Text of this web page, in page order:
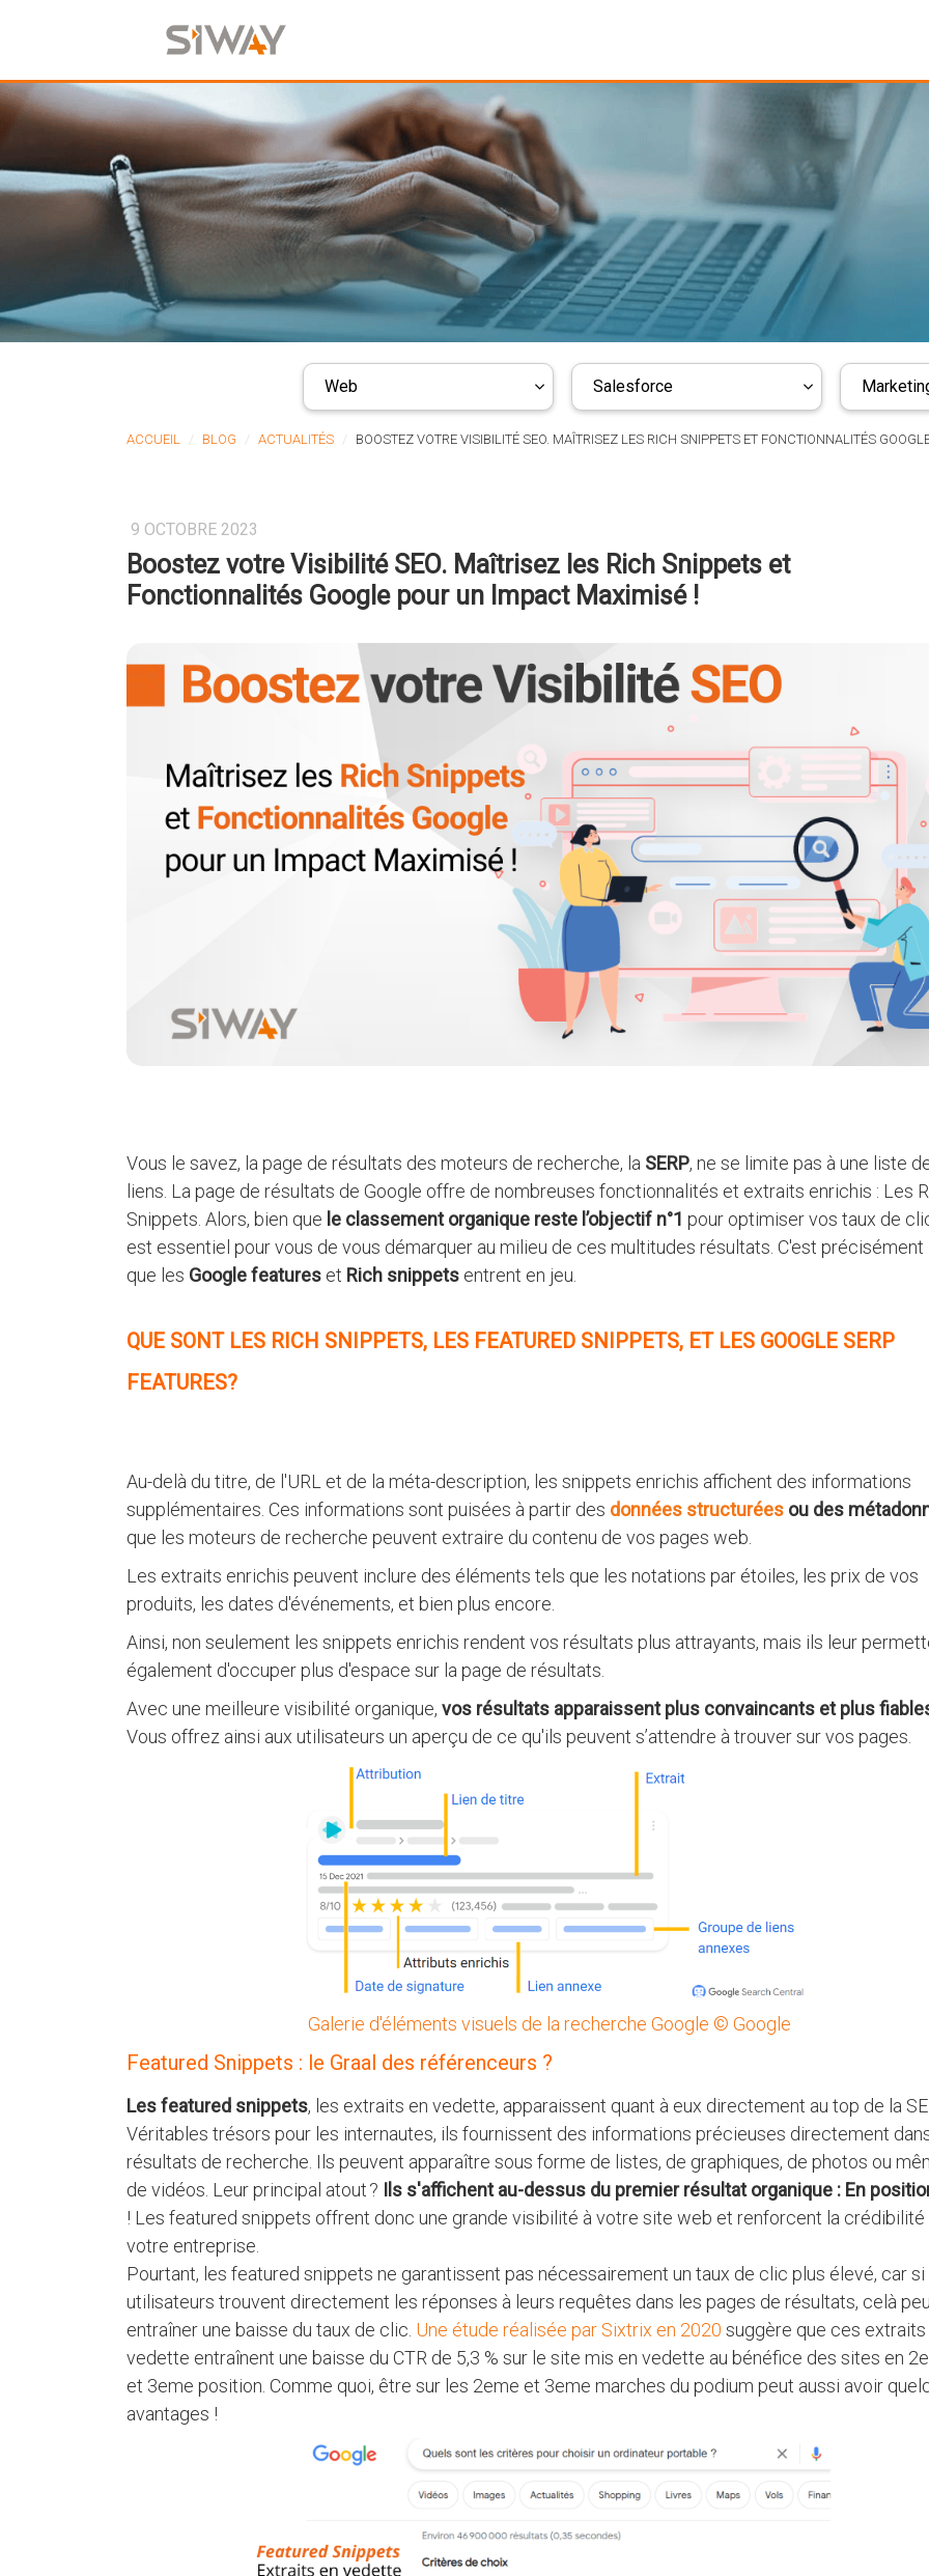
Web Salesforce
ACCUEIL BLOG ACTUALITÉS BOOSTEZ VOTRE VISIBILITÉ SEO. MAÎTRISEZ LES RICH SNIPPETS ET FONCTIONNALITÉS
9 OCTOBRE 2023
Boostez votre Visibilité SEO. Maîtrisez les Rich Snippets et
Fonctionnalités Google pour un Impact Maximisé !
Vous le savez, la page de résultats des moteurs de recherche, la SERP, ne se limite pas à une liste
liens. La page de résultats de Google offre de nombreuses fonctionnalités et extraits enrichis : Les
Snippets. Alors, bien que le classement organique reste l’objectif n°1 pour optimiser vos taux de
est essentiel pour vous de vous démarquer au milieu de ces multitudes résultats. C'est précisément
que les Google features et Rich snippets entrent en jeu.
QUE SONT LES RICH SNIPPETS, LES FEATURED SNIPPETS, ET LES GOOGLE SERP
FEATURES?
Au-delà du titre, de l'URL et de la méta-description, les snippets enrichis affichent des informations
supplémentaires. Ces informations sont puisées à partir des données structurées ou des
que les moteurs de recherche peuvent extraire du contenu de vos pages web.
Les extraits enrichis peuvent inclure des éléments tels que les notations par étoiles, les prix de vos
produits, les dates d'événements, et bien plus encore.
Ainsi, non seulement les snippets enrichis rendent vos résultats plus attrayants, mais ils leur
également d'occuper plus d'espace sur la page de résultats.
Avec une meilleure visibilité organique, vos résultats apparaissent plus convaincants et plus
Vous offrez ainsi aux utilisateurs un aperçu de ce qu'ils peuvent s’attendre à trouver sur vos pages.
Galerie d'éléments visuels de la recherche Google © Google
Featured Snippets : le Graal des référenceurs ?
Les featured snippets, les extraits en vedette, apparaissent quant à eux directement au top de la
Véritables trésors pour les internautes, ils fournissent des informations précieuses directement
résultats de recherche. Ils peuvent apparaître sous forme de listes, de graphiques, de photos ou
de vidéos. Leur principal atout ? Ils s'affichent au-dessus du premier résultat organique : En
! Les featured snippets offrent donc une grande visibilité à votre site web et renforcent la crédibilité
votre entreprise.
Pourtant, les featured snippets ne garantissent pas nécessairement un taux de clic plus élevé, car si
utilisateurs trouvent directement les réponses à leurs requêtes dans les pages de résultats, celà
entraîner une baisse du taux de clic. Une étude réalisée par Sixtrix en 2020 suggère que ces extraits
vedette entraînent une baisse du CTR de 5,3 % sur le site mis en vedette au bénéfice des sites en
et 3eme position. Comme quoi, être sur les 2eme et 3eme marches du podium peut aussi avoir
avantages !